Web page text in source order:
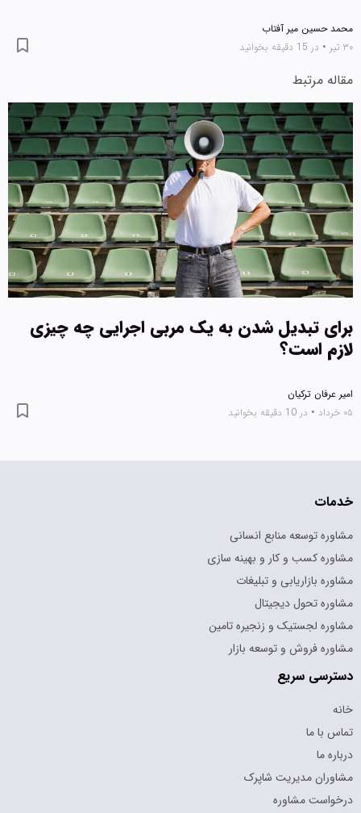
حسین میر آفتاب
• در 15 دقیقه بخوانید
مرتبط
تبدیل شدن به یک مربی اجرایی چه چیزی
است؟
ترکیان
• در 10 دقیقه بخوانید
توسعه منابع انسانی
کسب و کار و بهینه سازی
بازاریابی و تبلیغات
تحول دیجیتال
لجستیک و زنجیره تامین
فروش و توسعه بازار
سریع
با ما
ما
مدیریت شاپرک
مشاوره